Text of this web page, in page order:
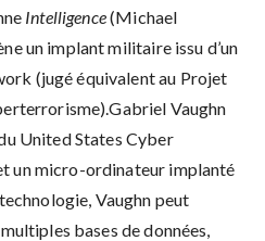
Intelligence(Michael
un implant militaire issu d’un
(jugé équivalent au Projet
Vaughn
United States Cyber
un micro-ordinateur implanté
Vaughn peut
bases de données,